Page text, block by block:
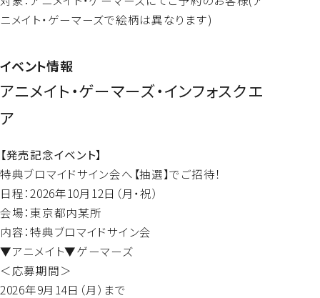
ニメイト・ゲーマーズで絵柄は異なります)
イベント情報
アニメイト・ゲーマーズ・インフォスクエ
ア
【発売記念イベント】
特典ブロマイドサイン会へ【抽選】でご招待！
日程：2026年10月12日（月・祝）
会場：東京都内某所
内容：特典ブロマイドサイン会
▼アニメイト▼ゲーマーズ
＜応募期間＞
2026年9月14日（月）まで